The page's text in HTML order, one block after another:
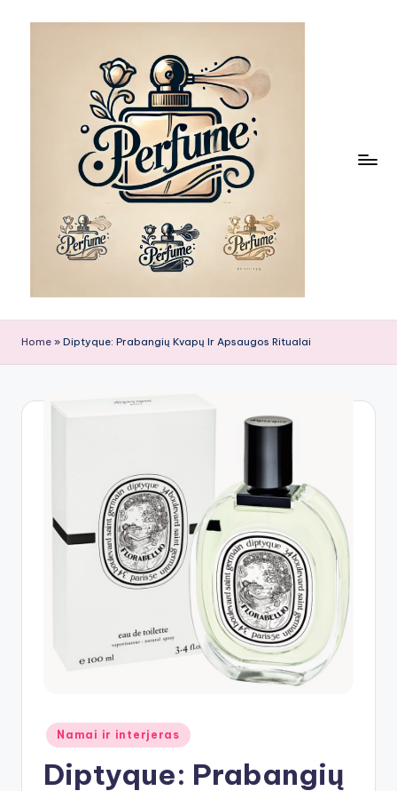
Home » Diptyque: Prabangių Kvapų Ir Apsaugos Ritualai
Posted
in
Namai ir interjeras
Diptyque: Prabangių